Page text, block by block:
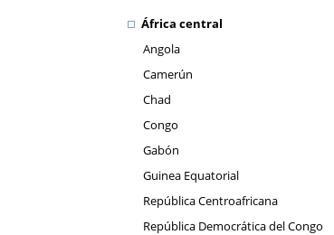
África central
Angola
Camerún
Chad
Congo
Gabón
Guinea Equatorial
República Centroafricana
República Democrática del Congo